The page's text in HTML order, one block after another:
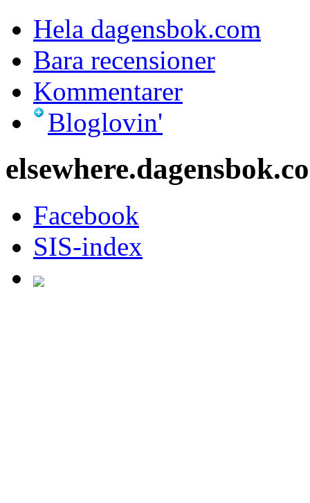
Hela dagensbok.com
Bara recensioner
Kommentarer
Bloglovin'
Facebook
SIS-index